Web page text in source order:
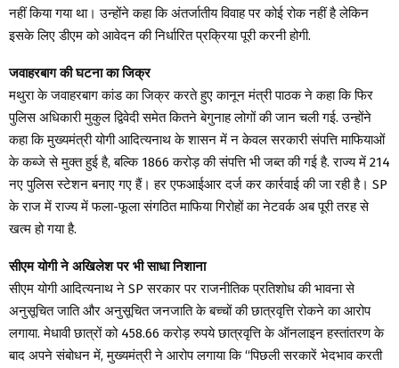
नहीं किया गया था। उन्होंने कहा कि अंतर्जातीय विवाह पर कोई रोक नहीं है लेकिन
इसके लिए डीएम को आवेदन की निर्धारित प्रक्रिया पूरी करनी होगी.
जवाहरबाग की घटना का जिक्र
मथुरा के जवाहरबाग कांड का जिक्र करते हुए कानून मंत्री पाठक ने कहा कि फिर
पुलिस अधिकारी मुकुल द्विवेदी समेत कितने बेगुनाह लोगों की जान चली गई. उन्होंने
कहा कि मुख्यमंत्री योगी आदित्यनाथ के शासन में न केवल सरकारी संपत्ति माफियाओं
के कब्जे से मुक्त हुई है, बल्कि 1866 करोड़ की संपत्ति भी जब्त की गई है. राज्य में 214
नए पुलिस स्टेशन बनाए गए हैं। हर एफआईआर दर्ज कर कार्रवाई की जा रही है। SP
के राज में राज्य में फला-फूला संगठित माफिया गिरोहों का नेटवर्क अब पूरी तरह से
खत्म हो गया है.
सीएम योगी ने अखिलेश पर भी साधा निशाना
सीएम योगी आदित्यनाथ ने SP सरकार पर राजनीतिक प्रतिशोध की भावना से
अनुसूचित जाति और अनुसूचित जनजाति के बच्चों की छात्रवृत्ति रोकने का आरोप
लगाया. मेधावी छात्रों को 458.66 करोड़ रुपये छात्रवृत्ति के ऑनलाइन हस्तांतरण के
बाद अपने संबोधन में, मुख्यमंत्री ने आरोप लगाया कि “पिछली सरकारें भेदभाव करती